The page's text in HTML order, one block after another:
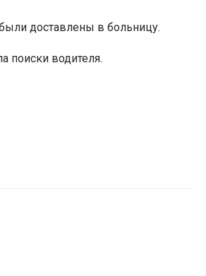
доставлены в больницу.
поиски водителя.